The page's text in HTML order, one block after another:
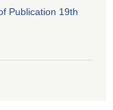
Publication 19th